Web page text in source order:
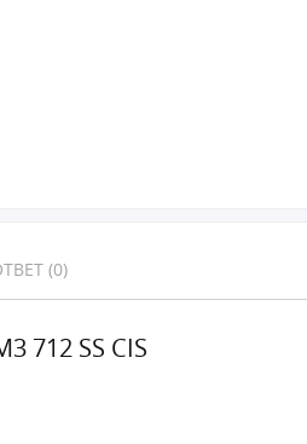
(0)
712 SS CIS